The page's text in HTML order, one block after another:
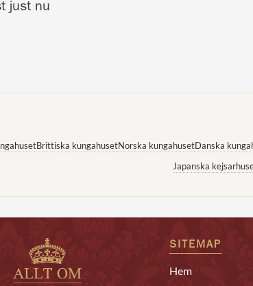
just nu
Brittiska kungahusetNorska kungahusetDanska
Japanska
SITEMAP
Hem